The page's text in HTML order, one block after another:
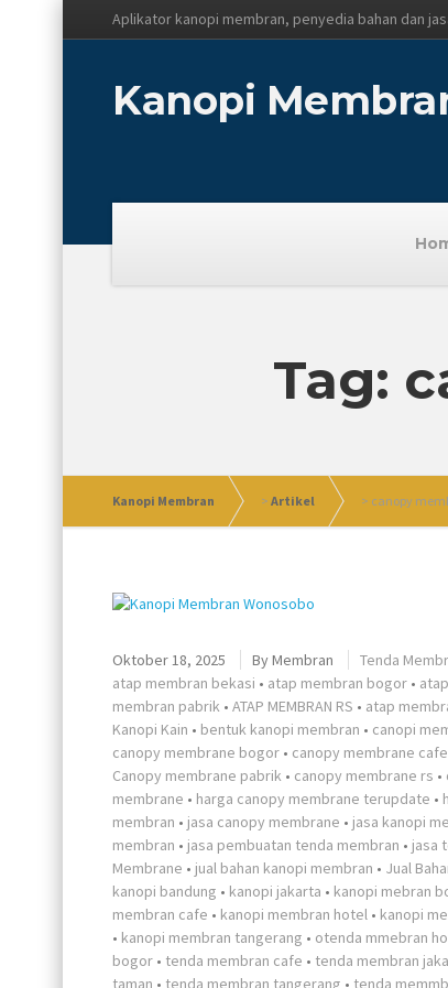
Aplikator kanopi membran, penyedia bahan dan
Kanopi
Tag:
Kanopi Membran > Artikel > canopy
Oktober 18, 2025 ByMembran Tenda
atap membran bekasi • atap membran bogor •
membran pabrik • ATAP MEMBRAN RS • atap
Kanopi Kain • bentuk kanopi membran • canopi
canopy membrane bogor • canopy membrane cafe
Canopy membrane pabrik • canopy membrane rs •
membrane • harga canopy membrane terupdate •
membran • jasa canopy membrane • jasa kanopi
membran • jasa pembuatan tenda membran • jasa
Membrane • jual bahan kanopi membran • Jual
kanopi bandung • kanopi jakarta • kanopi mebran
membran cafe • kanopi membran hotel • kanopi
• kanopi membran tangerang • otenda mmebran
bogor • tenda membran cafe • tenda membran
taman • tenda membran tangerang • tenda